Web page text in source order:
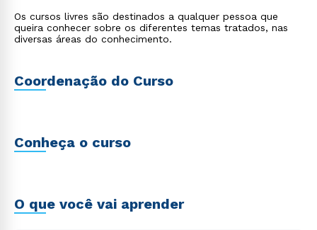
Os cursos livres são destinados a qualquer pessoa que
queira conhecer sobre os diferentes temas tratados, nas
diversas áreas do conhecimento.
Coordenação do Curso
Conheça o curso
O que você vai aprender